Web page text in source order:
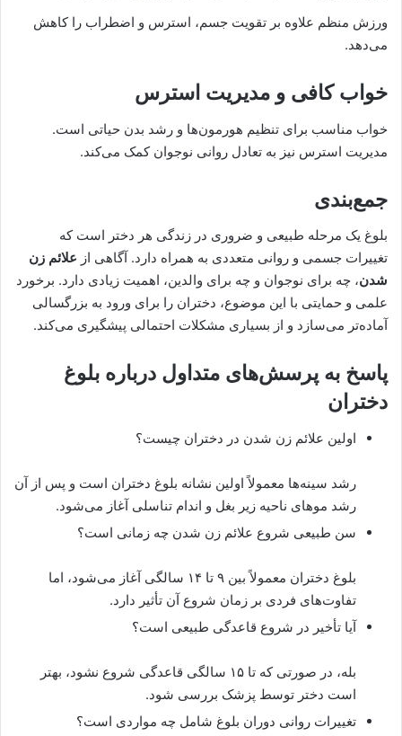
ورزش منظم علاوه بر تقویت جسم، استرس و اضطراب را کاهش
می‌دهد.
خواب کافی و مدیریت استرس
خواب مناسب برای تنظیم هورمون‌ها و رشد بدن حیاتی است.
مدیریت استرس نیز به تعادل روانی نوجوان کمک می‌کند.
جمع‌بندی
بلوغ یک مرحله طبیعی و ضروری در زندگی هر دختر است که
تغییرات جسمی و روانی متعددی به همراه دارد. آگاهی از علائم زن
شدن، چه برای نوجوان و چه برای والدین، اهمیت زیادی دارد. برخورد
علمی و حمایتی با این موضوع، دختران را برای ورود به بزرگسالی
آماده‌تر می‌سازد و از بسیاری مشکلات احتمالی پیشگیری می‌کند.
پاسخ به پرسش‌های متداول درباره بلوغ
دختران
اولین علائم زن شدن در دختران چیست؟
رشد سینه‌ها معمولاً اولین نشانه بلوغ دختران است و پس از آن
رشد موهای ناحیه زیر بغل و اندام تناسلی آغاز می‌شود.
سن طبیعی شروع علائم زن شدن چه زمانی است؟
بلوغ دختران معمولاً بین ۹ تا ۱۴ سالگی آغاز می‌شود، اما
تفاوت‌های فردی بر زمان شروع آن تأثیر دارد.
آیا تأخیر در شروع قاعدگی طبیعی است؟
بله، در صورتی که تا ۱۵ سالگی قاعدگی شروع نشود، بهتر
است دختر توسط پزشک بررسی شود.
تغییرات روانی دوران بلوغ شامل چه مواردی است؟